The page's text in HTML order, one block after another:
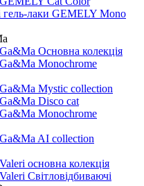
гель-лаки GEMELY Mono
Основна колекція
Monochrome
Mystic collection
Disco cat
Monochrome
AI collection
основна колекція
Світловідбиваючі